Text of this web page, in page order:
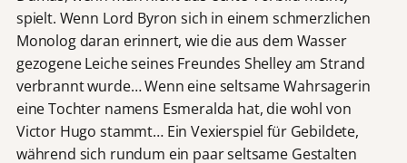
spielt. Wenn Lord Byron sich in einem schmerzlichen
Monolog daran erinnert, wie die aus dem Wasser
gezogene Leiche seines Freundes Shelley am Strand
verbrannt wurde… Wenn eine seltsame Wahrsagerin
eine Tochter namens Esmeralda hat, die wohl von
Victor Hugo stammt… Ein Vexierspiel für Gebildete,
während sich rundum ein paar seltsame Gestalten